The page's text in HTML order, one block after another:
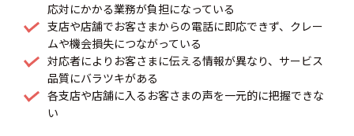
応対にかかる業務が負担になっている
支店や店舗でお客さまからの電話に即応できず、クレー
ムや機会損失につながっている
対応者によりお客さまに伝える情報が異なり、サービス
品質にバラツキがある
各支店や店舗に入るお客さまの声を一元的に把握できな
い